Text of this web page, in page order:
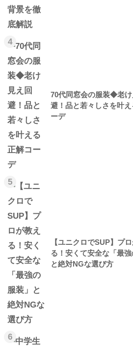
4
70代同窓会の服装◆老け
避！品と若々しさを叶え
ーデ
5
【ユニクロでSUP】プ
る！安くて安全な「最強
と絶対NGな選び方
6